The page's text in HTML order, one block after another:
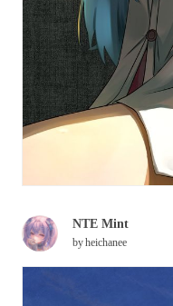
NTE Mint
byheichanee